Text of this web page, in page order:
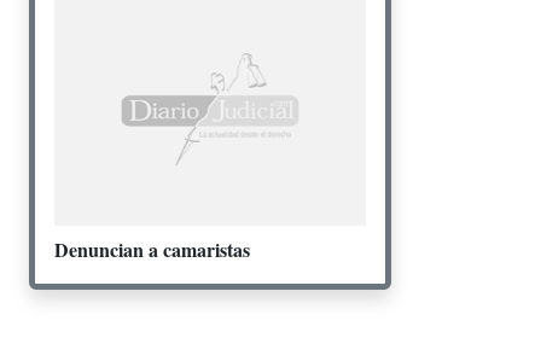
Denuncian a camaristas